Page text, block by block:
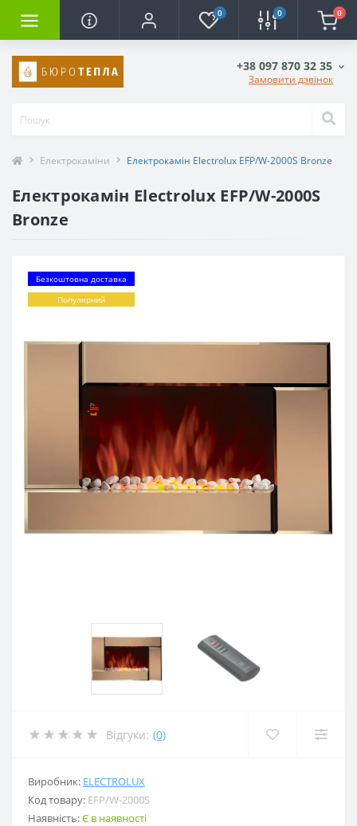
0 0 0
+38 097 870 32 35
Замовити дзвінок
Електрокаміни Електрокамін Electrolux EFP/W-2000S Bronze
Електрокамін Electrolux EFP/W-2000S
Bronze
Безкоштовна доставка
Популярний
Відгуки: (0)
Виробник: ELECTROLUX
Код товару: EFP/W-2000S
Наявність:Є в наявності